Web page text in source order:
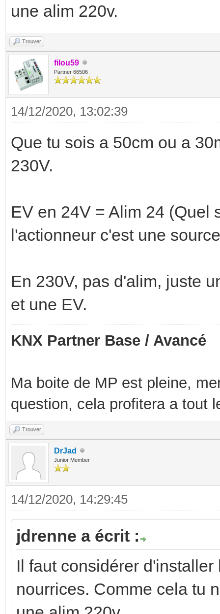
une alim 220v.
Trouver
filou59
Partner 66506
14/12/2020, 13:02:39
Que tu sois a 50cm ou a
230V.
EV en 24V = Alim 24 (Quel
l'actionneur c'est une
En 230V, pas d'alim, juste
et une EV.
KNX Partner Base / Avancé
Ma boite de MP est pleine,
question, cela profitera a tout
Trouver
DrJad
Junior Member
14/12/2020, 14:29:45
jdrenne a écrit :
Il faut considérer
nourrices. Comme cela tu